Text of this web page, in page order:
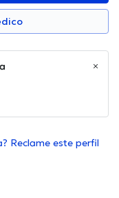
Reclame este perfil